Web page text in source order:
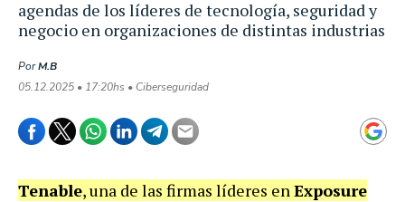
agendas de los líderes de tecnología, seguridad y
negocio en organizaciones de distintas industrias
PorM.B
05.12.2025 • 17:20hs • Ciberseguridad
Tenable, una de las firmas líderes enExposure